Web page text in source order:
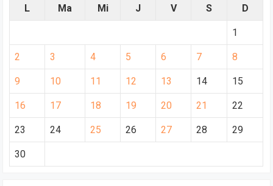
L Ma Mi J V S D
1
2 3 4 5 6 7 8
9 10 11 12 13 14 15
16 17 18 19 20 21 22
23 24 25 26 27 28 29
30